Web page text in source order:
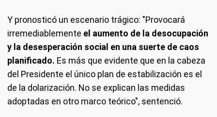
Y pronosticó un escenario trágico: "Provocará
irremediablemente el aumento de la desocupación
y la desesperación social en una suerte de caos
planificado. Es más que evidente que en la cabeza
del Presidente el único plan de estabilización es el
de la dolarización. No se explican las medidas
adoptadas en otro marco teórico", sentenció.